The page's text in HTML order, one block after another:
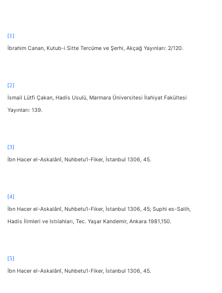
[1]
İbrahim Canan, Kutub-i Sitte Tercüme ve Şerhi, Akçağ Yayınları: 2/120.
[2]
İsmail Lütfi Çakan, Hadis Usulü, Marmara Üniversitesi İlahiyat Fakültesi
Yayınları: 139.
[3]
İbn Hacer el-Askalânî, Nuhbetu’l-Fiker, İstanbul 1306, 45.
[4]
İbn Hacer el-Askalânî, Nuhbetu’l-Fiker, İstanbul 1306, 45; Suphi es-Salih,
Hadis İlimleri ve Istılahları, Tec. Yaşar Kandemir, Ankara 1981,150.
[5]
İbn Hacer el-Askalânî, Nuhbetu’l-Fiker, İstanbul 1306, 45.